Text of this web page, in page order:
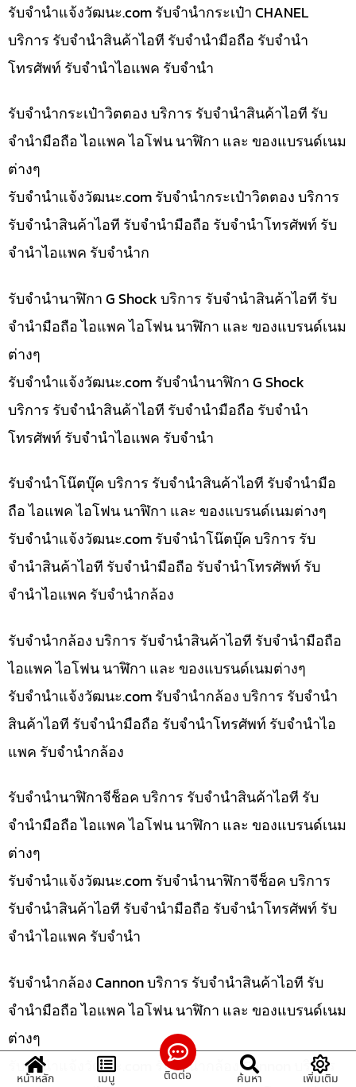
รับจํานําแจ้งวัฒนะ.com รับจำนำกระเป๋า CHANEL
บริการ รับจำนำสินค้าไอที รับจำนำมือถือ รับจำนำ
โทรศัพท์ รับจำนำไอแพค รับจำนำ
รับจำนำกระเป๋าวิตตอง บริการ รับจำนำสินค้าไอที รับ
จำนำมือถือ ไอแพค ไอโฟน นาฬิกา และ ของแบรนด์เนม
ต่างๆ
รับจํานําแจ้งวัฒนะ.com รับจำนำกระเป๋าวิตตอง บริการ
รับจำนำสินค้าไอที รับจำนำมือถือ รับจำนำโทรศัพท์ รับ
จำนำไอแพค รับจำนำก
รับจำนำนาฬิกา G Shock บริการ รับจำนำสินค้าไอที รับ
จำนำมือถือ ไอแพค ไอโฟน นาฬิกา และ ของแบรนด์เนม
ต่างๆ
รับจํานําแจ้งวัฒนะ.com รับจำนำนาฬิกา G Shock
บริการ รับจำนำสินค้าไอที รับจำนำมือถือ รับจำนำ
โทรศัพท์ รับจำนำไอแพค รับจำนำ
รับจำนำโน๊ตบุ๊ค บริการ รับจำนำสินค้าไอที รับจำนำมือ
ถือ ไอแพค ไอโฟน นาฬิกา และ ของแบรนด์เนมต่างๆ
รับจํานําแจ้งวัฒนะ.com รับจำนำโน๊ตบุ๊ค บริการ รับ
จำนำสินค้าไอที รับจำนำมือถือ รับจำนำโทรศัพท์ รับ
จำนำไอแพค รับจำนำกล้อง
รับจำนำกล้อง บริการ รับจำนำสินค้าไอที รับจำนำมือถือ
ไอแพค ไอโฟน นาฬิกา และ ของแบรนด์เนมต่างๆ
รับจํานําแจ้งวัฒนะ.com รับจำนำกล้อง บริการ รับจำนำ
สินค้าไอที รับจำนำมือถือ รับจำนำโทรศัพท์ รับจำนำไอ
แพค รับจำนำกล้อง
รับจำนำนาฬิกาจีช็อค บริการ รับจำนำสินค้าไอที รับ
จำนำมือถือ ไอแพค ไอโฟน นาฬิกา และ ของแบรนด์เนม
ต่างๆ
รับจํานําแจ้งวัฒนะ.com รับจำนำนาฬิกาจีช็อค บริการ
รับจำนำสินค้าไอที รับจำนำมือถือ รับจำนำโทรศัพท์ รับ
จำนำไอแพค รับจำนำ
รับจำนำกล้อง Cannon บริการ รับจำนำสินค้าไอที รับ
จำนำมือถือ ไอแพค ไอโฟน นาฬิกา และ ของแบรนด์เนม
ต่างๆ
รับจํานําแจ้งวัฒนะ.com รับจำนำกล้อง Cannon บริการ
หน้าหลัก เมนู ติดต่อ ค้นหา เพิ่มเติม